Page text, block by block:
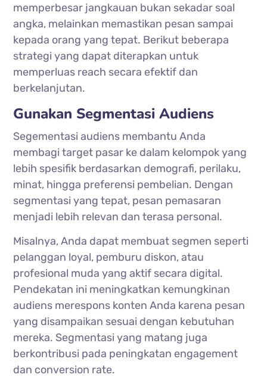
memperbesar jangkauan bukan sekadar soal
angka, melainkan memastikan pesan sampai
kepada orang yang tepat. Berikut beberapa
strategi yang dapat diterapkan untuk
memperluas reach secara efektif dan
berkelanjutan.
Gunakan Segmentasi Audiens
Segementasi audiens membantu Anda
membagi target pasar ke dalam kelompok yang
lebih spesifik berdasarkan demografi, perilaku,
minat, hingga preferensi pembelian. Dengan
segmentasi yang tepat, pesan pemasaran
menjadi lebih relevan dan terasa personal.
Misalnya, Anda dapat membuat segmen seperti
pelanggan loyal, pemburu diskon, atau
profesional muda yang aktif secara digital.
Pendekatan ini meningkatkan kemungkinan
audiens merespons konten Anda karena pesan
yang disampaikan sesuai dengan kebutuhan
mereka. Segmentasi yang matang juga
berkontribusi pada peningkatan engagement
dan conversion rate.